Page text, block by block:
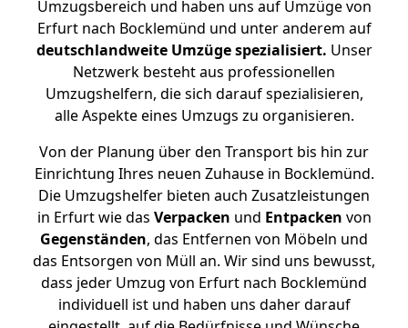
Umzugsbereich und haben uns auf Umzüge von
Erfurt nach Bocklemünd und unter anderem auf
deutschlandweite Umzüge spezialisiert. Unser
Netzwerk besteht aus professionellen
Umzugshelfern, die sich darauf spezialisieren,
alle Aspekte eines Umzugs zu organisieren.
Von der Planung über den Transport bis hin zur
Einrichtung Ihres neuen Zuhause in Bocklemünd.
Die Umzugshelfer bieten auch Zusatzleistungen
in Erfurt wie das Verpacken und Entpacken von
Gegenständen, das Entfernen von Möbeln und
das Entsorgen von Müll an. Wir sind uns bewusst,
dass jeder Umzug von Erfurt nach Bocklemünd
individuell ist und haben uns daher darauf